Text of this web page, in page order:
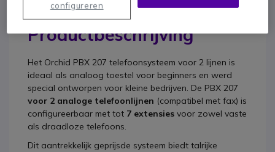
Productbeschrijving
Het Orchid PBX 207 telefoonsysteem voor 2 lijnen is
ideaal als analoog toestel voor beginners en werd
special ontworpen voor kleine bedrijven. De PBX 207
voor 2 analoge telefoonlijnen (compatibel met fax) is
configureerbaar met tot 7 extensies voor zowel vaste
als draadloze telefoons.
Dit aantrekkelijk geprijsde systeem biedt talrijke
configureren